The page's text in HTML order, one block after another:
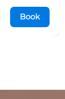
Book